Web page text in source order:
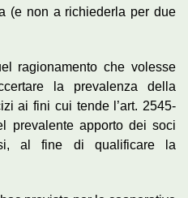
(e non a richiederla per due
ragionamento che volesse
la prevalenza della
ai fini cui tende l’art. 2545-
prevalente apporto dei soci
al fine di qualificare la